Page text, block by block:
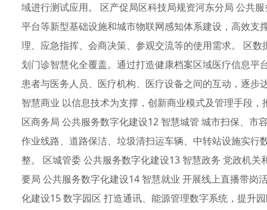
域进行测试应用。 区产促局区科技局规资河东分局 公共
平台等新型基础设施和城市物联网感知体系建设，高效
理、应急指挥、会商决策、参观交流等的使用需求。 区
划门诊智慧化全覆盖。通过打造健康档案区域医疗信息
患者与医务人员、医疗机构、医疗设备之间的互动，逐
智慧商业 以信息技术为支撑，创新商业模式及管理手段
区商务局 公共服务数字化建设12 智慧城管 城市扫保、
作业线路、道路保洁、垃圾清扫运车辆、中转站设施实
整。 区城管委 公共服务数字化建设13 智慧政务 党政机
要局 公共服务数字化建设14 智慧就业 开展线上直播带岗
化建设15 数字园区 打造通讯、能源管理数字系统，提升